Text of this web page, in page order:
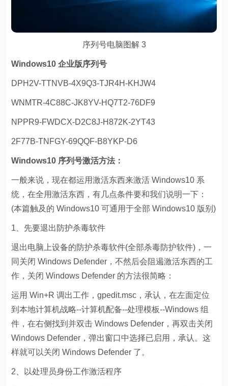
序列号电脑图解 3
Windows10 企业版序列号
DPH2V-TTNVB-4X9Q3-TJR4H-KHJW4
WNMTR-4C88C-JK8YV-HQ7T2-76DF9
NPPR9-FWDCX-D2C8J-H872K-2YT43
2F77B-TNFGY-69QQF-B8YKP-D6
Windows10 序列号激活方法：
一般来说，现在都运用激活东西来激活 Windows10 系
统，在全用激活东西，有几点条件要和我们说明一下：
(本篇触及的 Windows10 可通用于全部 Windows10 版别)
1、先要退出防护杀毒软件
退出电脑上设备的防护杀毒软件(全部杀毒防护软件)，一
同关闭 Windows Defender，不然后会阻遏激活东西的工
作，关闭 Windows Defender 的方法很简略：
运用 Win+R 调出工作，gpedit.msc，承认，在左面定位
到本地计算机战略--计算机配备--处理模板--Windows 组
件，在右侧找到并双击 Windows Defender，再双击关闭
Windows Defender，弹出窗口中选择已启用，承认。这
样就可以关闭 Windows Defender 了。
2、以处理员身份工作激活程序